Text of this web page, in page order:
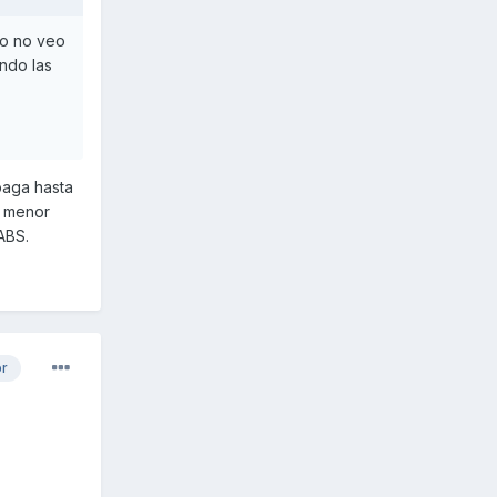
no veo
las
hasta